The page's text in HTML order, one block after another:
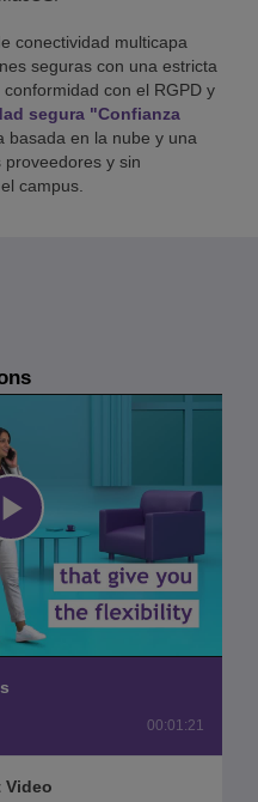
conectividad multicapa
seguras con una estricta
con el RGPD y
segura "Confianza
basada en la nube y una
y sin
campus.
00:01:21
Video
Play